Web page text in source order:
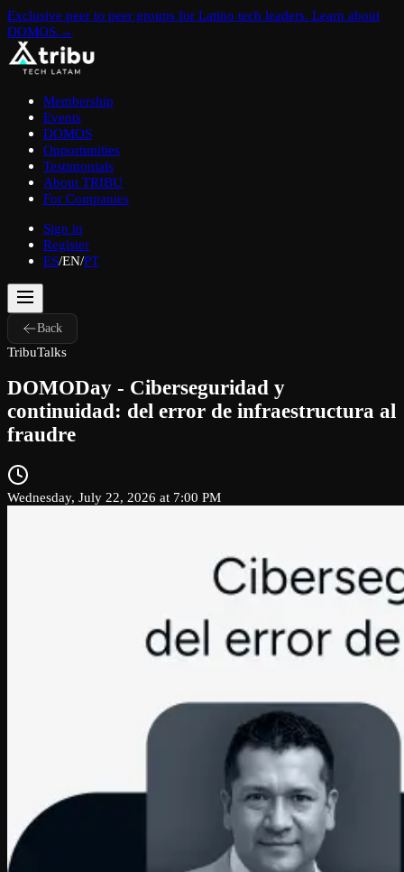
Exclusive peer to peer groups for Latino tech leaders. Learn about
DOMOS. →
Membership
Events
DOMOS
Opportunities
Testimonials
About TRIBU
For Companies
Sign in
Register
ES/EN/PT
Back
TribuTalks
DOMODay - Ciberseguridad y
continuidad: del error de infraestructura al
fraudre
Wednesday, July 22, 2026 at 7:00 PM